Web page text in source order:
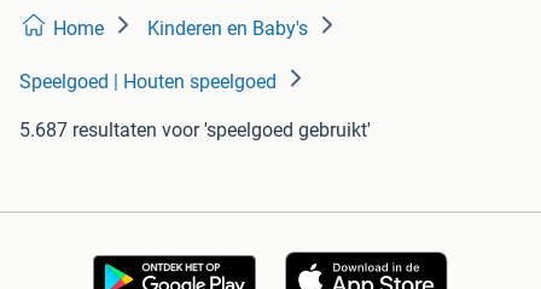
Home Kinderen en Baby's
Speelgoed | Houten speelgoed
5.687 resultaten voor 'speelgoed gebruikt'